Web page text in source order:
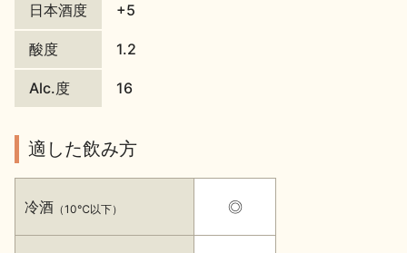
日本酒の楽しみ方特集
日本酒度 +5
酸度 1.2
Alc.度 16
適した飲み方
冷酒 （10℃以下） ◎